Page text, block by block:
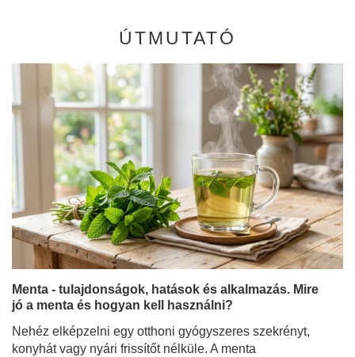
ÚTMUTATÓ
Menta - tulajdonságok, hatások és alkalmazás. Mire
jó a menta és hogyan kell használni?
Nehéz elképzelni egy otthoni gyógyszeres szekrényt,
konyhát vagy nyári frissítőt nélküle. A menta